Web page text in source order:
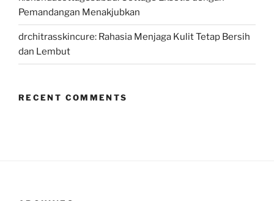
Pemandangan Menakjubkan
drchitrasskincure: Rahasia Menjaga Kulit Tetap Bersih
dan Lembut
RECENT COMMENTS